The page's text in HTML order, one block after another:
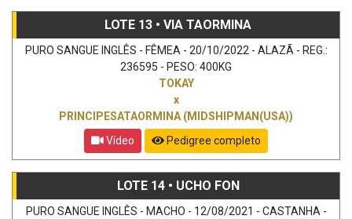
LOTE 13 • VIA TAORMINA
PURO SANGUE INGLÊS - FÊMEA - 20/10/2022 - ALAZÃ - REG.:
236595 - PESO: 400KG
TOKAY
x
PRINCIPESATAORMINA (MIDSHIPMAN(USA))
Vídeo
Pedigree completo
LOTE 14 • UCHO FON
PURO SANGUE INGLÊS - MACHO - 12/08/2021 - CASTANHA -